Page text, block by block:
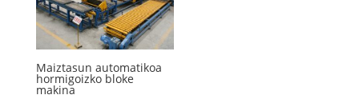
Maiztasun automatikoa
hormigoizko bloke
makina